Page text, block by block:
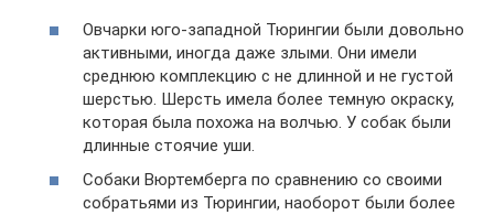
Овчарки юго-западной Тюрингии были довольно
активными, иногда даже злыми. Они имели
среднюю комплекцию с не длинной и не густой
шерстью. Шерсть имела более темную окраску,
которая была похожа на волчью. У собак были
длинные стоячие уши.
Собаки Вюртемберга по сравнению со своими
собратьями из Тюрингии, наоборот были более